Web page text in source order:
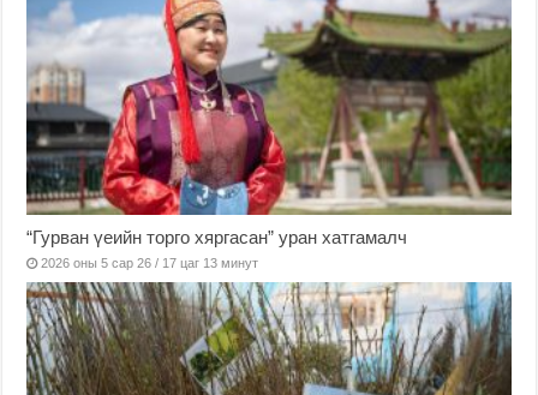
“Гурван үеийн торго хяргасан” уран хатгамалч
2026 оны 5 сар 26 / 17 цаг 13 минут